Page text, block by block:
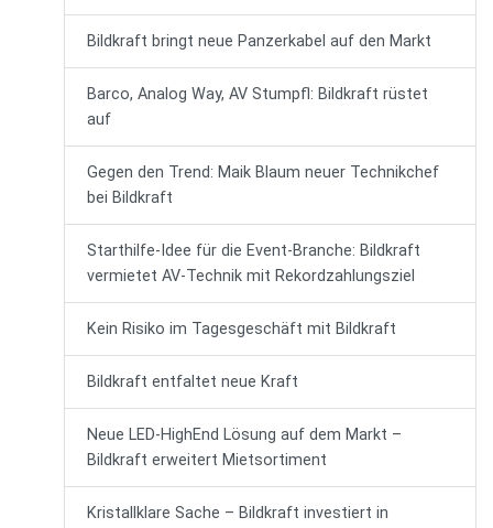
Bildkraft bringt neue Panzerkabel auf den Markt
Barco, Analog Way, AV Stumpfl: Bildkraft rüstet
auf
Gegen den Trend: Maik Blaum neuer Technikchef
bei Bildkraft
Starthilfe-Idee für die Event-Branche: Bildkraft
vermietet AV-Technik mit Rekordzahlungsziel
Kein Risiko im Tagesgeschäft mit Bildkraft
Bildkraft entfaltet neue Kraft
Neue LED-HighEnd Lösung auf dem Markt –
Bildkraft erweitert Mietsortiment
Kristallklare Sache – Bildkraft investiert in